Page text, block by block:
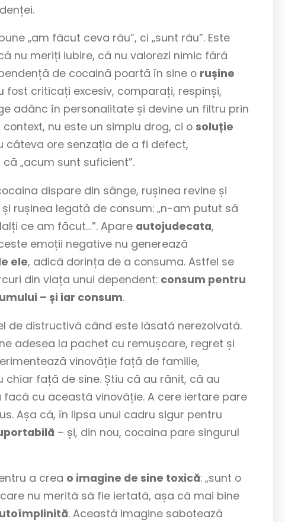
„am făcut ceva rău”, ci „sunt rău”. Este
nu meriți iubire, că nu valorezi nimic fără
de cocaină poartă în sine o rușine
fost criticați excesiv, comparați, respinși,
adânc în personalitate și devine un filtru prin
nu este un simplu drog, ci o soluție
câteva ore senzația de a fi defect,
„acum sunt suficient”.
dispare din sânge, rușinea revine și
rușinea legată de consum: „n-am putut să
ce am făcut…”. Apare autojudecata,
emoții negative nu generează
ele, adică dorința de a consuma. Astfel se
din viața unui dependent: consum pentru
– și iar consum.
de distructivă când este lăsată nerezolvată.
adesea la pachet cu remușcare, regret și
vinovăție față de familie,
față de sine. Știu că au rănit, că au
cu această vinovăție. A cere iertare pare
Așa că, în lipsa unui cadru sigur pentru
– și, din nou, cocaina pare singurul
a crea o imagine de sine toxică: „sunt o
nu merită să fie iertată, așa că mai bine
. Această imagine sabotează